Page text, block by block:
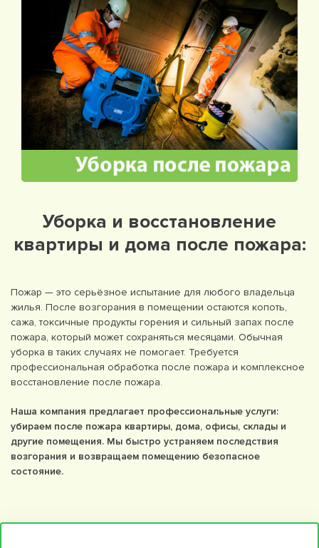
Уборка и восстановление
квартиры и дома после пожара:
Пожар — это серьёзное испытание для любого владельца
жилья. После возгорания в помещении остаются копоть,
сажа, токсичные продукты горения и сильный запах после
пожара, который может сохраняться месяцами. Обычная
уборка в таких случаях не помогает. Требуется
профессиональная обработка после пожара и комплексное
восстановление после пожара.
Наша компания предлагает профессиональные услуги:
убираем после пожара квартиры, дома, офисы, склады и
другие помещения. Мы быстро устраняем последствия
возгорания и возвращаем помещению безопасное
состояние.